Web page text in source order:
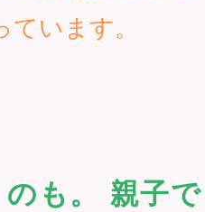
います。
も。 親子で